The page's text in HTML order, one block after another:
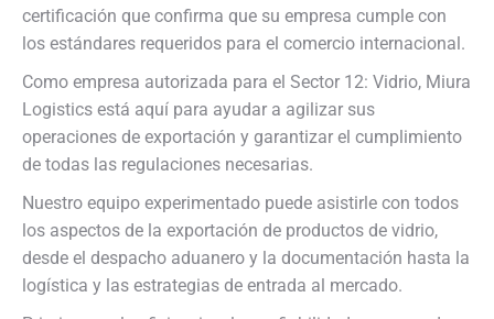
certificación que confirma que su empresa cumple con
los estándares requeridos para el comercio internacional.
Como empresa autorizada para el Sector 12: Vidrio, Miura
Logistics está aquí para ayudar a agilizar sus
operaciones de exportación y garantizar el cumplimiento
de todas las regulaciones necesarias.
Nuestro equipo experimentado puede asistirle con todos
los aspectos de la exportación de productos de vidrio,
desde el despacho aduanero y la documentación hasta la
logística y las estrategias de entrada al mercado.